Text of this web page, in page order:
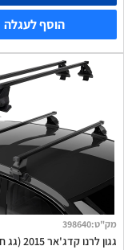
הוסף לעגלה
מק"ט:
398640
גגון לרנו קדג'אר 2015 (גג חלק)